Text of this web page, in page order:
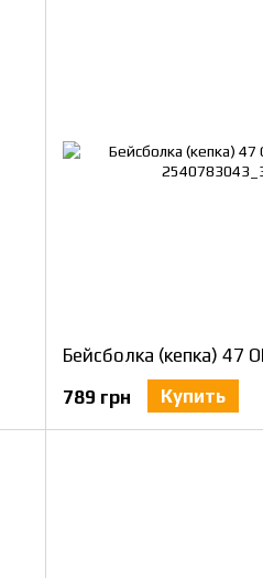
Бейсболка (кепка) 47
789 грн
Купить